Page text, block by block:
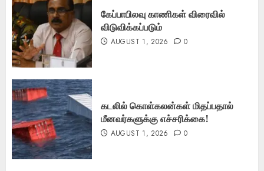
கேப்பாபிலவு காணிகள் விரைவில்
விடுவிக்கப்படும்
AUGUST 1, 2026 0
கடலில் கொள்கலன்கள் மிதப்பதால்
மீனவர்களுக்கு எச்சரிக்கை!
AUGUST 1, 2026 0